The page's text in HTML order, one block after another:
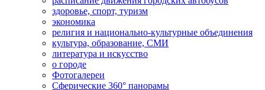
здоровье, спорт, туризм
экономика
религия и национально-культурные объединения
культура, образование, СМИ
литература и искусство
о городе
Фотогалереи
Сферические 360° панорамы